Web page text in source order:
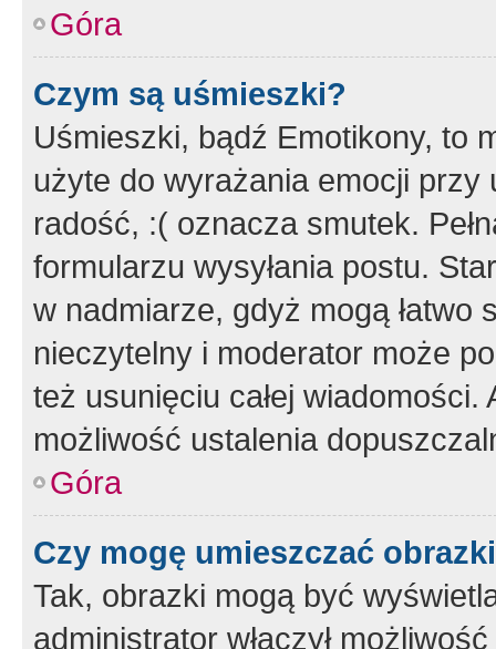
Góra
Czym są uśmieszki?
Uśmieszki, bądź Emotikony, to
użyte do wyrażania emocji
radość, :( oznacza smutek.
formularzu wysyłania postu.
w nadmiarze, gdyż mogą
nieczytelny i moderator może
też usunięciu całej
możliwość ustalenia
Góra
Czy mogę umieszczać
Tak, obrazki mogą być
administrator włączył